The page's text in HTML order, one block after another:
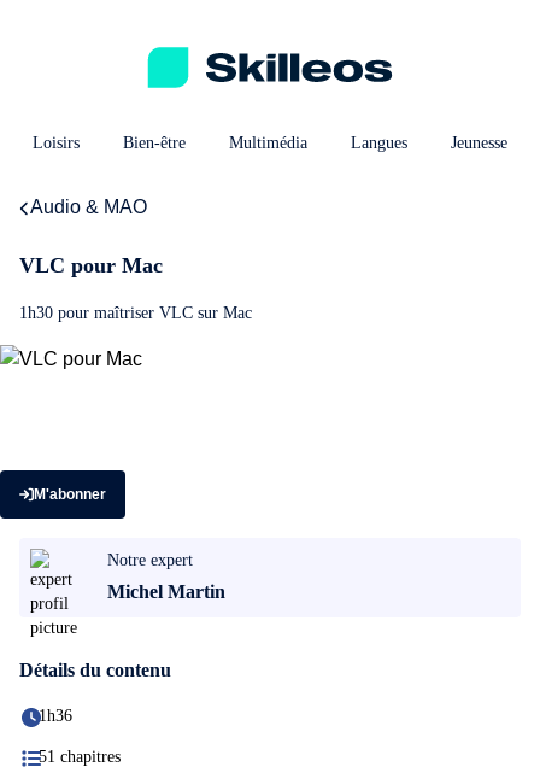
Loisirs Bien-être Multimédia Langues Jeunesse
Audio & MAO
VLC pour Mac
1h30 pour maîtriser VLC sur Mac
M'abonner
Notre expert
Michel Martin
Détails du contenu
1h36
51 chapitres